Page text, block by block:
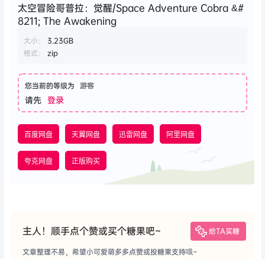
太空冒险哥普拉：觉醒/Space Adventure Cobra &#
8211; The Awakening
大小：
3.23GB
格式：
zip
您当前的等级为 游客
请先 登录
百度网盘 天翼网盘 迅雷网盘 阿里网盘
夸克网盘 正版购买
主人！顺手点个赞或买个糖果吧~ 给TA买糖
文章整理不易，希望小可爱萌多多点赞或投糖果支持哦~